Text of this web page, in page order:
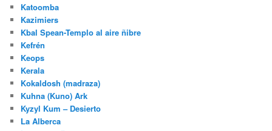
Katoomba
Kazimiers
Kbal Spean-Templo al aire ñibre
Kefrén
Keops
Kerala
Kokaldosh (madraza)
Kuhna (Kuno) Ark
Kyzyl Kum – Desierto
La Alberca